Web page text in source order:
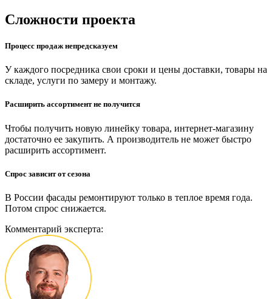
Сложности проекта
Процесс продаж непредсказуем
У каждого посредника свои сроки и цены доставки, товары на
складе, услуги по замеру и монтажу.
Расширить ассортимент не получится
Чтобы получить новую линейку товара, интернет-магазину
достаточно ее закупить. А производитель не может быстро
расширить ассортимент.
Спрос зависит от сезона
В России фасады ремонтируют только в теплое время года.
Потом спрос снижается.
Комментарий эксперта: